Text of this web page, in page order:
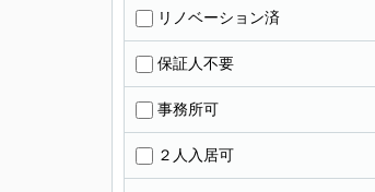
リノベーション済
保証人不要
事務所可
２人入居可